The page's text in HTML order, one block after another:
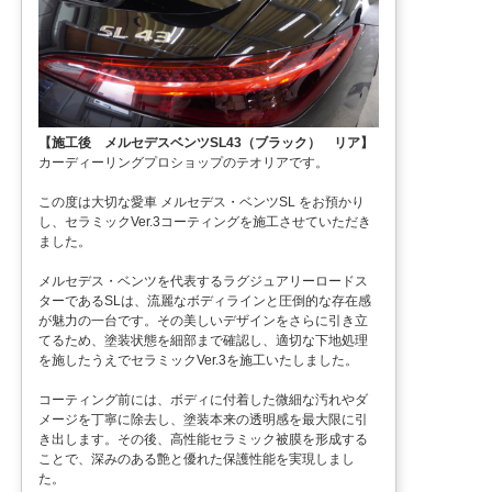
【施工後 メルセデスベンツSL43（ブラック） リア】
カーディーリングプロショップのテオリアです。
この度は大切な愛車 メルセデス・ベンツSL をお預かり
し、セラミックVer.3コーティングを施工させていただき
ました。
メルセデス・ベンツを代表するラグジュアリーロードス
ターであるSLは、流麗なボディラインと圧倒的な存在感
が魅力の一台です。その美しいデザインをさらに引き立
てるため、塗装状態を細部まで確認し、適切な下地処理
を施したうえでセラミックVer.3を施工いたしました。
コーティング前には、ボディに付着した微細な汚れやダ
メージを丁寧に除去し、塗装本来の透明感を最大限に引
き出します。その後、高性能セラミック被膜を形成する
ことで、深みのある艶と優れた保護性能を実現しまし
た。